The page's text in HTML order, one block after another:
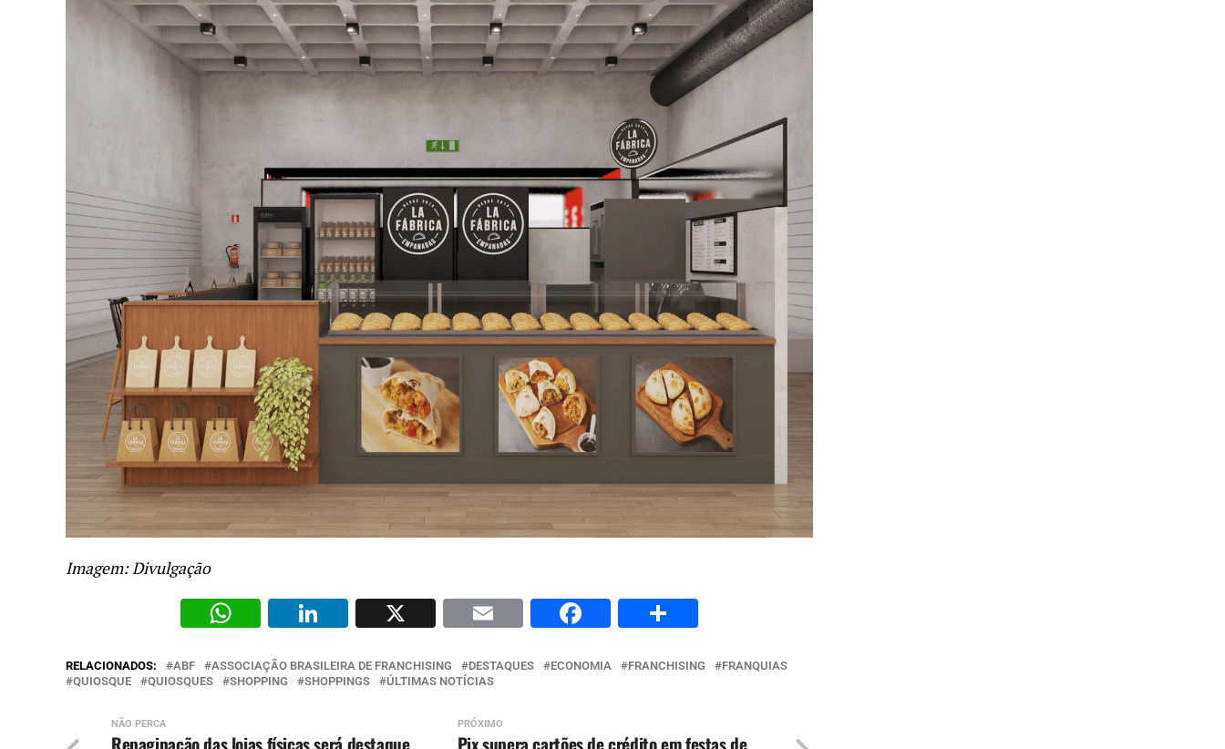
Imagem: Divulgação
WhatsAppLinkedIn
X Email Facebook
RELACIONADOS: ABF ASSOCIAÇÃO BRASILEIRA DE FRANCHISING DESTAQUES ECONOMIA FRANCHISING
FRANQUIAS
QUIOSQUE
QUIOSQUES SHOPPING SHOPPINGS ÚLTIMAS NOTÍCIAS
PRÓXIMO
Pix supera cartões de crédito em festas de
NÃO PERCA
Repaginação das lojas físicas será destaque